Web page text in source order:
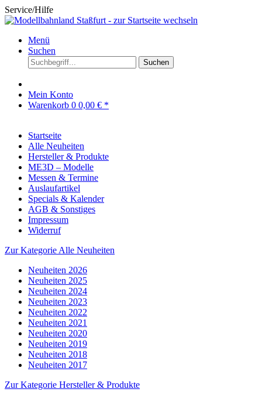
Service/Hilfe
Menü
Suchen
Suchen
Mein Konto
Warenkorb 0 0,00 € *
Startseite
Alle Neuheiten
Hersteller & Produkte
ME3D – Modelle
Messen & Termine
Auslaufartikel
Specials & Kalender
AGB & Sonstiges
Impressum
Widerruf
Zur Kategorie Alle Neuheiten
Neuheiten 2026
Neuheiten 2025
Neuheiten 2024
Neuheiten 2023
Neuheiten 2022
Neuheiten 2021
Neuheiten 2020
Neuheiten 2019
Neuheiten 2018
Neuheiten 2017
Zur Kategorie Hersteller & Produkte